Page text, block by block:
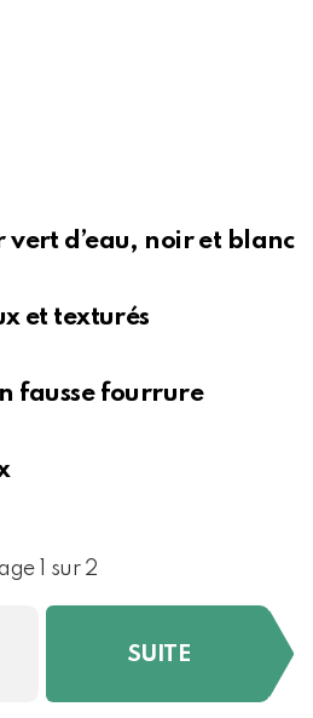
vert d’eau, noir et blanc
et texturés
fausse fourrure
1 sur 2
SUITE